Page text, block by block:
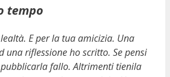
tempo
E per la tua amicizia. Una
una riflessione ho scritto. Se pensi
fallo. Altrimenti tienila